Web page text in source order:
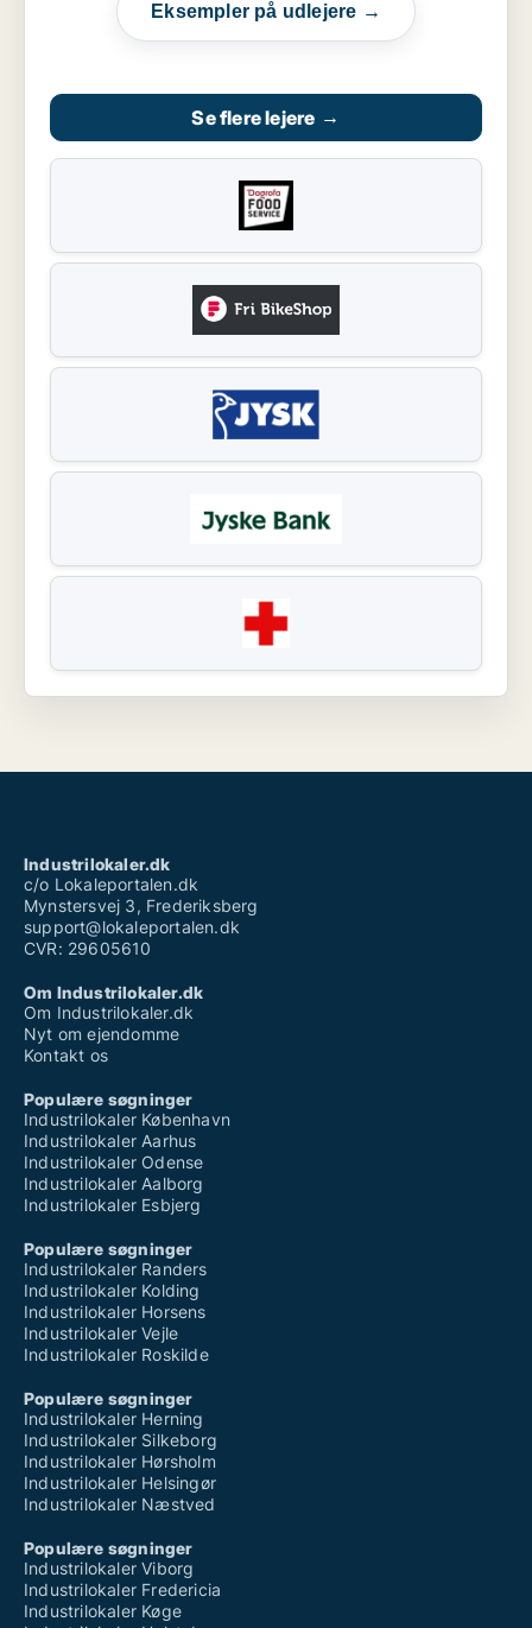
Eksempler på udlejere →
Se flere lejere →
Industrilokaler.dk
c/o Lokaleportalen.dk
Mynstersvej 3, Frederiksberg
support@lokaleportalen.dk
CVR: 29605610
Om Industrilokaler.dk
Om Industrilokaler.dk
Nyt om ejendomme
Kontakt os
Populære søgninger
Industrilokaler København
Industrilokaler Aarhus
Industrilokaler Odense
Industrilokaler Aalborg
Industrilokaler Esbjerg
Populære søgninger
Industrilokaler Randers
Industrilokaler Kolding
Industrilokaler Horsens
Industrilokaler Vejle
Industrilokaler Roskilde
Populære søgninger
Industrilokaler Herning
Industrilokaler Silkeborg
Industrilokaler Hørsholm
Industrilokaler Helsingør
Industrilokaler Næstved
Populære søgninger
Industrilokaler Viborg
Industrilokaler Fredericia
Industrilokaler Køge